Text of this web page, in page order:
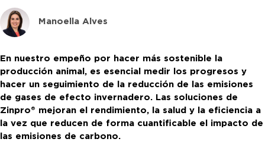
Manoella Alves
En nuestro empeño por hacer más sostenible la
producción animal, es esencial medir los progresos y
hacer un seguimiento de la reducción de las emisiones
de gases de efecto invernadero. Las soluciones de
Zinpro® mejoran el rendimiento, la salud y la eficiencia a
la vez que reducen de forma cuantificable el impacto de
las emisiones de carbono.